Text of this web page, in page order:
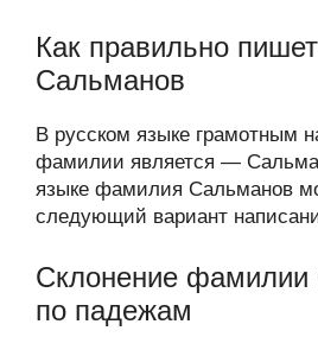
Как правильно
Сальманов
В русском языке грамотным
фамилии является —
языке фамилия Сальманов
следующий вариант
Склонение фамилии
по падежам